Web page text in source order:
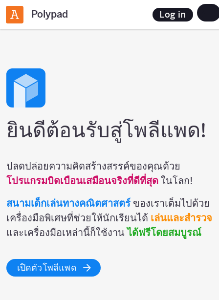
Polypad Log in
ยินดีต้อนรับสู่โพลีแพด!
ปลดปล่อยความคิดสร้างสรรค์ของคุณด้วย
โปรแกรมบิดเบือนเสมือนจริงที่ดีที่สุด ในโลก!
สนามเด็กเล่นทางคณิตศาสตร์ ของเราเต็มไปด้วย
เครื่องมือพิเศษที่ช่วยให้นักเรียนได้ เล่นและสำรวจ
และเครื่องมือเหล่านี้ก็ใช้งานได้ฟรีโดยสมบูรณ์
เปิดตัวโพลีแพด